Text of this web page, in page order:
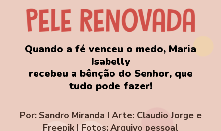
Quando a fé venceu o medo, Maria
Isabelly
recebeu a bênção do Senhor, que
tudo pode fazer!
Por: Sandro Miranda I Arte: Claudio Jorge e
Freepik I Fotos: Arquivo pessoal